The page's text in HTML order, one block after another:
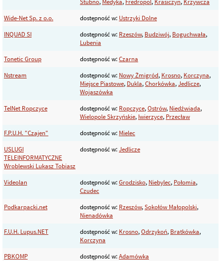
Wide-Net Sp. z o.o.
dostępność w: Ustrzyki Dolne
INQUAD SI
dostępność w: Rzeszów, Budziwój, Boguchwała,
Lubenia
Tonetic Group
dostępność w:Czarna
Nstream
dostępność w: Nowy Żmigród, Krosno, Korczyna,
Miejsce Piastowe, Dukla,Chorkówka,Jedlicze,
Wojaszówka
TelNet Ropczyce
dostępność w: Ropczyce,Ostrów, Niedźwiada,
Wielopole Skrzyńskie, Iwierzyce, Przecław
F.P.U.H. "Czajen"
dostępność w: Mielec
USLUGI
TELEINFORMATYCZNE
Wroblewski Lukasz Tobiasz
dostępność w:Jedlicze
Videolan dostępność w:Grodzisko, Niebylec, Połomia,
Czudec
Podkarpacki.net
dostępność w: Rzeszów,Sokołów Małopolski,
Nienadówka
F.U.H. Lupus.NET
dostępność w: Krosno,Odrzykoń, Bratkówka,
Korczyna
PBKOMP
dostępność w:Adamówka